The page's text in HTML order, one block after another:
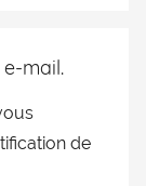
mail.
de